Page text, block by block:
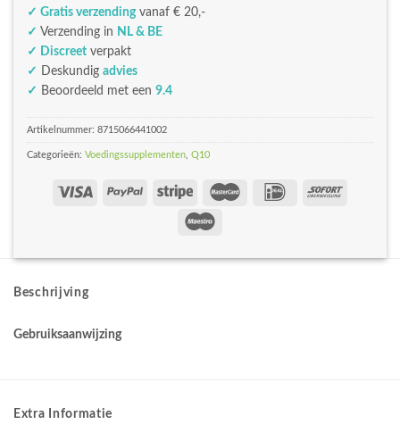
✓ Gratis verzendingvanaf € 20,-
✓ Verzending in NL & BE
✓ Discreet verpakt
✓
Deskundig advies
✓ Beoordeeld met een 9.4
Artikelnummer: 8715066441002
Categorieën: Voedingssupplementen Q10
Beschrijving
Gebruiksaanwijzing
Extra Informatie